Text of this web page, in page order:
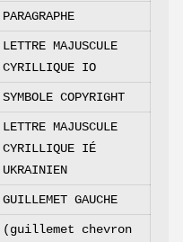
PARAGRAPHE
LETTRE MAJUSCULE
CYRILLIQUE IO
SYMBOLE COPYRIGHT
LETTRE MAJUSCULE
CYRILLIQUE IÉ
UKRAINIEN
GUILLEMET GAUCHE
(guillemet chevron